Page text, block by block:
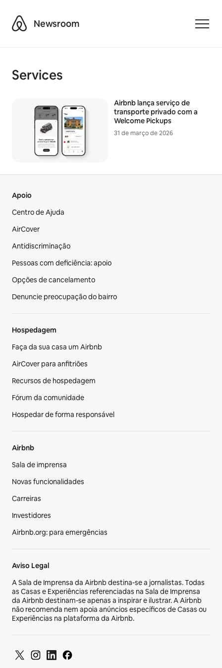
AirbnbNewsroom
Services
Airbnb lança serviço de
transporte privado com a
Welcome Pickups
31 de março de 2026
Apoio
Centro de Ajuda
AirCover
Antidiscriminação
Pessoas com deficiência: apoio
Opções de cancelamento
Denuncie preocupação do bairro
Hospedagem
Faça da sua casa um Airbnb
AirCover para anfitriões
Recursos de hospedagem
Fórum da comunidade
Hospedar de forma responsável
Airbnb
Sala de imprensa
Novas funcionalidades
Carreiras
Investidores
Airbnb.org: para emergências
Aviso Legal
A Sala de Imprensa da Airbnb destina-se a jornalistas. Todas
as Casas e Experiências referenciadas na Sala de Imprensa
da Airbnb destinam-se apenas a inspirar e ilustrar. A Airbnb
não recomenda nem apoia anúncios específicos de Casas ou
Experiências na plataforma da Airbnb.